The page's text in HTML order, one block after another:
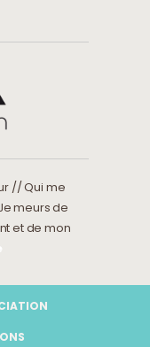
// Qui me
meurs de
et de mon